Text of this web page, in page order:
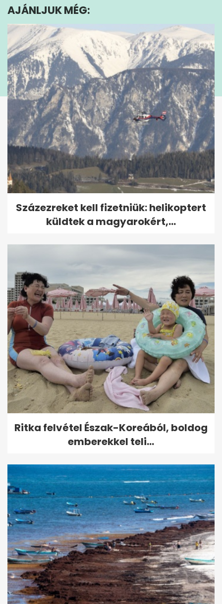
13
seconds
AJÁNLJUK MÉG:
Százezreket kell fizetniük: helikoptert
küldtek a magyarokért,...
Ritka felvétel Észak-Koreából, boldog
emberekkel teli...